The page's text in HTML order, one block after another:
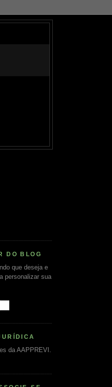
DO BLOG
que deseja e
personalizar sua
da AAPPREVI.